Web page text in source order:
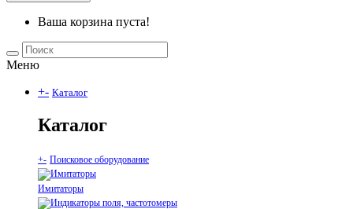
Ваша корзина пуста!
Меню
+- Каталог
Каталог
+- Поисковое оборудование
Имитаторы